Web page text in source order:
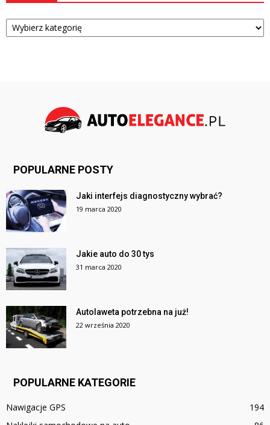
Kategorie
POPULARNE POSTY
Jaki interfejs diagnostyczny wybrać?
19 marca 2020
Jakie auto do 30 tys
31 marca 2020
Autolaweta potrzebna na już!
22 września 2020
POPULARNE KATEGORIE
Nawigacje GPS
194